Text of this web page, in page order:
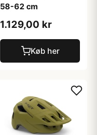
58-62 cm
1.129,00 kr
Køb her